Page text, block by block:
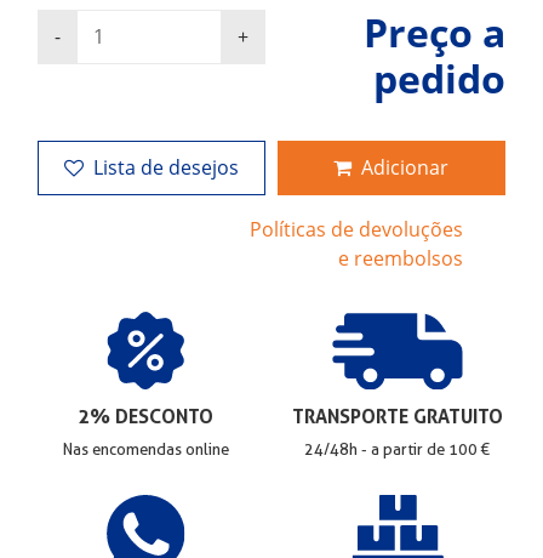
Preço a
pedido
Lista de desejos Adicionar
Políticas de devoluções
e reembolsos
2% DESCONTO
Nas encomendas online
TRANSPORTE GRATUITO
24/48h - a partir de 100 €